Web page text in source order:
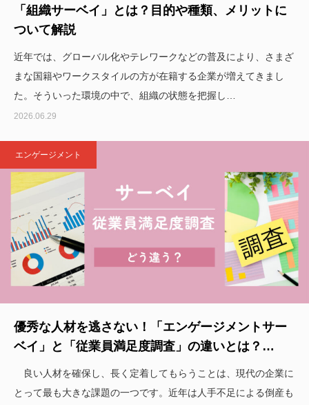
「組織サーベイ」とは？目的や種類、メリットに
ついて解説
近年では、グローバル化やテレワークなどの普及により、さまざ
まな国籍やワークスタイルの方が在籍する企業が増えてきまし
た。そういった環境の中で、組織の状態を把握し…
2026.06.29
エンゲージメント
優秀な人材を逃さない！「エンゲージメントサー
ベイ」と「従業員満足度調査」の違いとは？…
良い人材を確保し、長く定着してもらうことは、現代の企業に
とって最も大きな課題の一つです。近年は人手不足による倒産も